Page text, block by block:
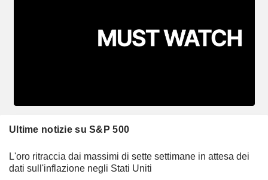
Ultime notizie su S&P 500
L'oro ritraccia dai massimi di sette settimane in attesa dei
dati sull'inflazione negli Stati Uniti